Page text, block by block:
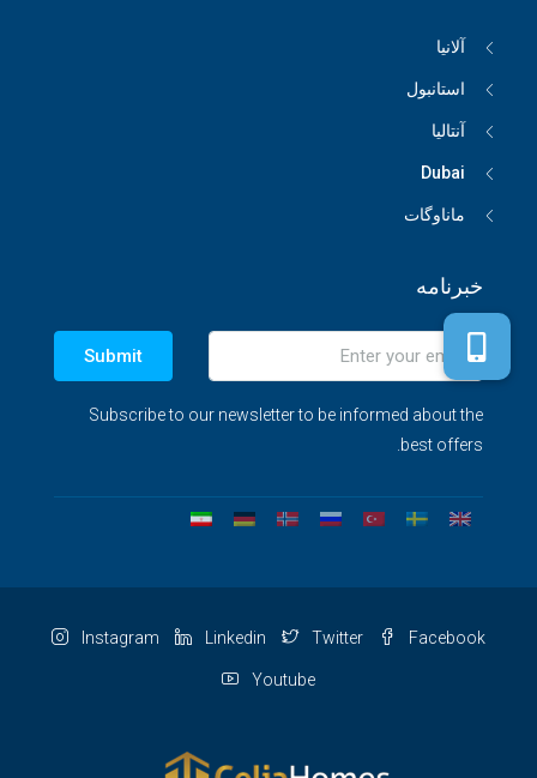
آلانیا
استانبول
آنتالیا
Dubai
ماناوگات
خبرنامه
Submit
Subscribe to our newsletter to be informed about the
best offers.
Facebook
Twitter
Linkedin
Instagram
Youtube